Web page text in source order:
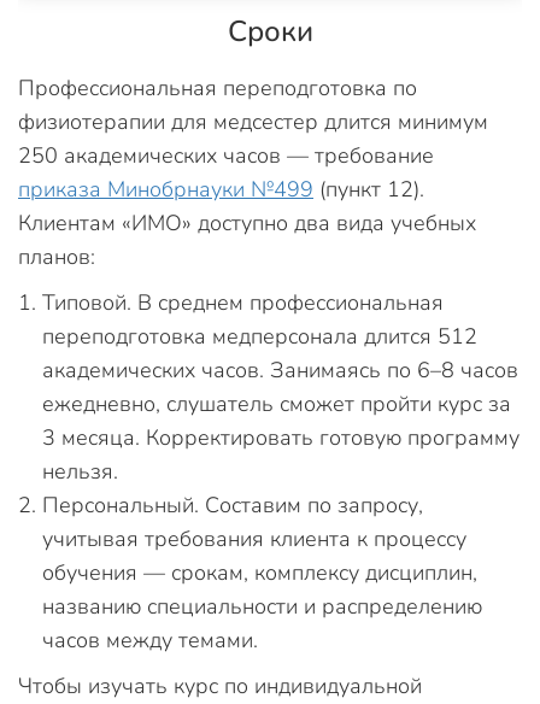
Сроки
Профессиональная переподготовка по
физиотерапии для медсестер длится минимум
250 академических часов — требование
приказа Минобрнауки №499 (пункт 12).
Клиентам «ИМО» доступно два вида учебных
планов:
Типовой. В среднем профессиональная
переподготовка медперсонала длится 512
академических часов. Занимаясь по 6–8 часов
ежедневно, слушатель сможет пройти курс за
3 месяца. Корректировать готовую программу
нельзя.
Персональный. Составим по запросу,
учитывая требования клиента к процессу
обучения — срокам, комплексу дисциплин,
названию специальности и распределению
часов между темами.
Чтобы изучать курс по индивидуальной